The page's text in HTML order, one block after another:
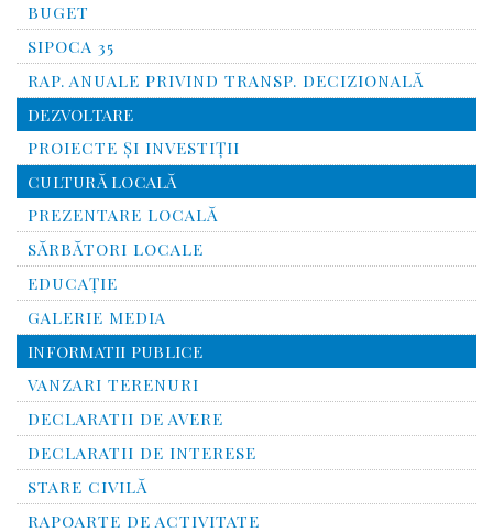
BUGET
SIPOCA 35
RAP. ANUALE PRIVIND TRANSP. DECIZIONALĂ
DEZVOLTARE
PROIECTE ȘI INVESTIȚII
CULTURĂ LOCALĂ
PREZENTARE LOCALĂ
SĂRBĂTORI LOCALE
EDUCAȚIE
GALERIE MEDIA
INFORMATII PUBLICE
VANZARI TERENURI
DECLARATII DE AVERE
DECLARATII DE INTERESE
STARE CIVILĂ
RAPOARTE DE ACTIVITATE